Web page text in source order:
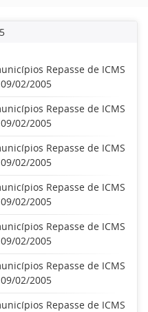
Repasse de ICMS
02/2005
Repasse de ICMS
02/2005
Repasse de ICMS
02/2005
Repasse de ICMS
02/2005
Repasse de ICMS
02/2005
Repasse de ICMS
02/2005
Repasse de ICMS